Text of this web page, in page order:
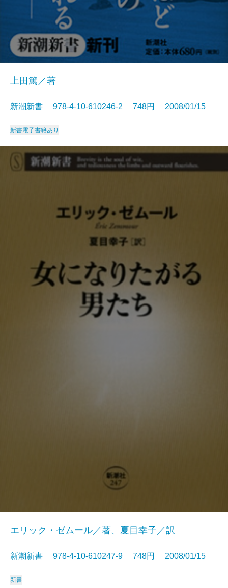
上田篤／著
新潮新書 978-4-10-610246-2 748円 2008/01/15
新書電子書籍あり
エリック・ゼムール／著、夏目幸子／訳
新潮新書 978-4-10-610247-9 748円 2008/01/15
新書